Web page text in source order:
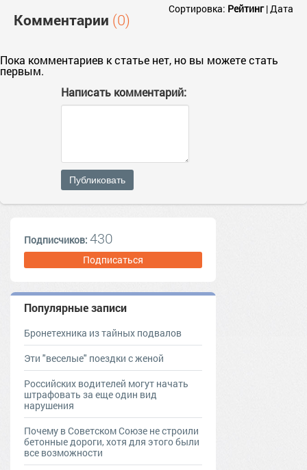
Комментарии (0)
Сортировка: Рейтинг|Дата
Пока комментариев к статье нет, но вы можете стать
первым.
Написать комментарий:
Публиковать
Подписчиков: 430
Подписаться
Популярные записи
Бронетехника из тайных подвалов
Эти "веселые" поездки с женой
Российских водителей могут начать
штрафовать за еще один вид
нарушения
Почему в Советском Союзе не строили
бетонные дороги, хотя для этого были
все возможности